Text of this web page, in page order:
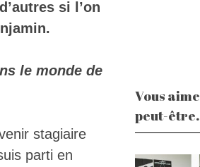
si l’on
le monde de
stagiaire
parti en
Vous
peut-